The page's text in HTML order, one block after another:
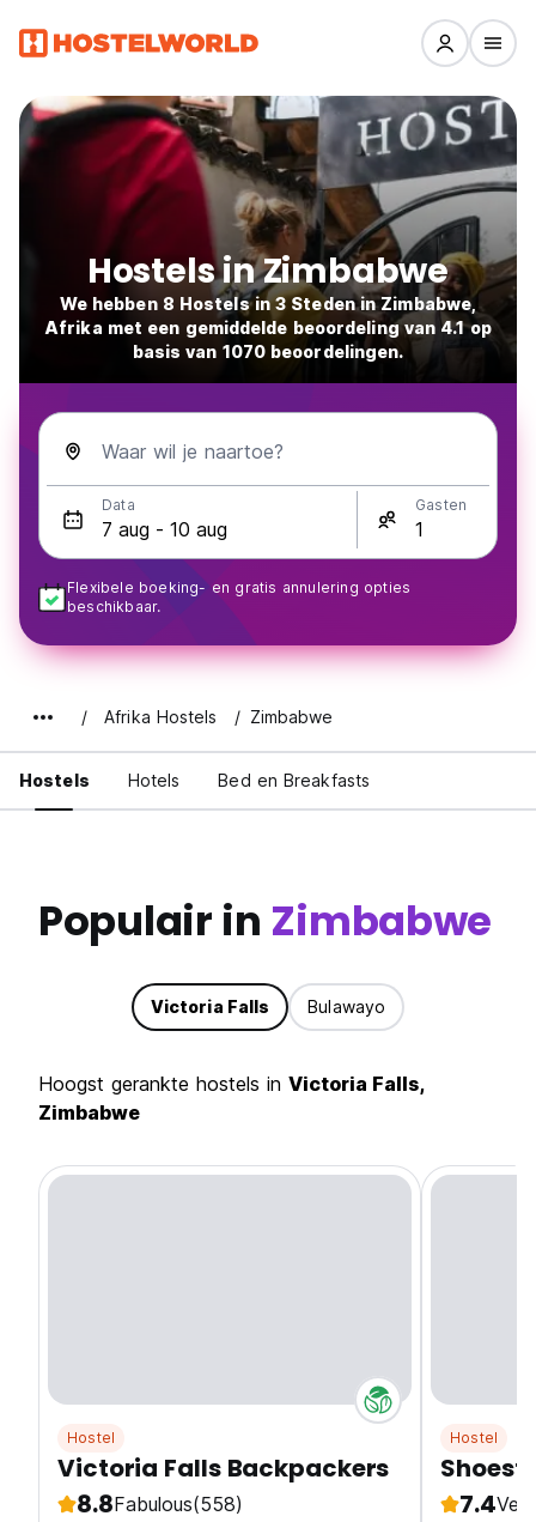
Hostels in Zimbabwe
We hebben 8 Hostels in 3 Steden in Zimbabwe,
Afrika met een gemiddelde beoordeling van 4.1 op
basis van 1070 beoordelingen.
Waar wil je naartoe?
Data Gasten
Flexibele boeking- en gratis annulering opties
beschikbaar.
Afrika Hostels Zimbabwe
Hostels Hotels Bed en Breakfasts
Populair in Zimbabwe
Victoria Falls Bulawayo
Hoogst gerankte hostels in Victoria Falls,
Zimbabwe
Hostel
Victoria Falls Backpackers
8.8Fabulous(558)
Hostel
7.4